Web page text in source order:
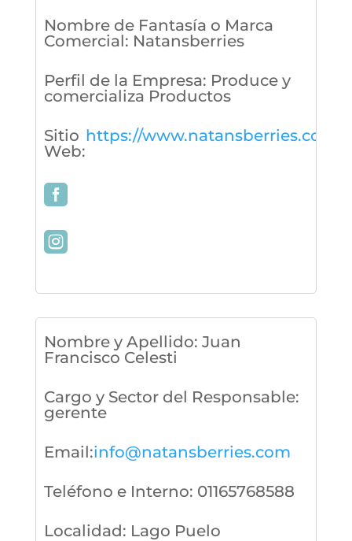
Nombre de Fantasía o Marca
Comercial: Natansberries
Perfil de la Empresa: Produce y
comercializa Productos
Sitio
Web:
https://www.natansberries.com/
Nombre y Apellido: Juan
Francisco Celesti
Cargo y Sector del Responsable:
gerente
Email:info@natansberries.com
Teléfono e Interno: 01165768588
Localidad: Lago Puelo